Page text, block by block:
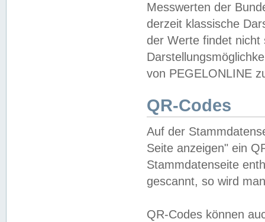
Messwerten der
derzeit klassische
der Werte findet
von PEGELONLINE
QR-Codes
Auf der
Seite anzeigen" ein
Stammdatenseite
gescannt, so wird
QR-Codes können